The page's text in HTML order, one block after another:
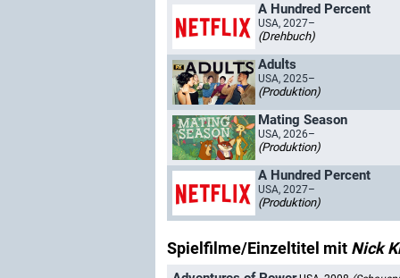
A Hundred Percent
USA, 2027–
(Drehbuch)
Adults
USA, 2025–
(Produktion)
Mating Season
USA, 2026–
(Produktion)
A Hundred Percent
USA, 2027–
(Produktion)
Spielfilme/Einzeltitel mit Nick